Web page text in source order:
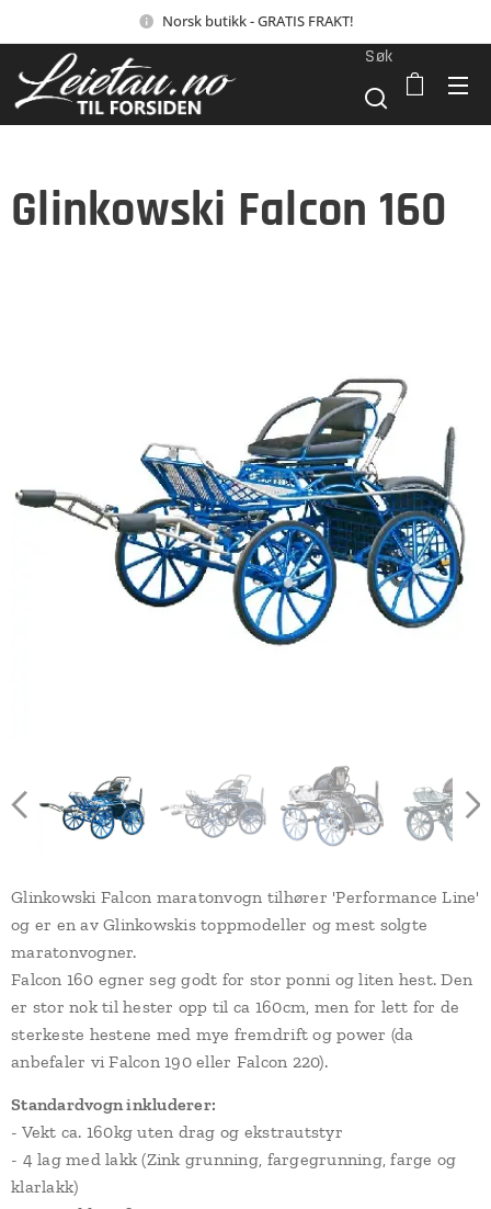
Norsk butikk - GRATIS FRAKT!
Søk
Glinkowski Falcon 160
Glinkowski Falcon maratonvogn tilhører 'Performance Line'
og er en av Glinkowskis toppmodeller og mest solgte
maratonvogner.
Falcon 160 egner seg godt for stor ponni og liten hest. Den
er stor nok til hester opp til ca 160cm, men for lett for de
sterkeste hestene med mye fremdrift og power (da
anbefaler vi Falcon 190 eller Falcon 220).
Standardvogn inkluderer:
- Vekt ca. 160kg uten drag og ekstrautstyr
- 4 lag med lakk (Zink grunning, fargegrunning, farge og
klarlakk)